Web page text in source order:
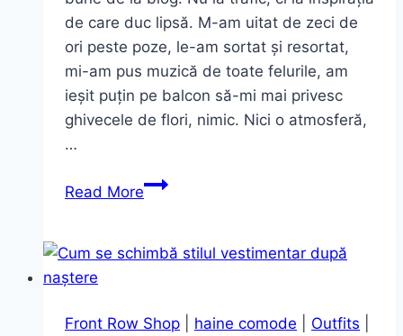
de care duc lipsă. M-am uitat de zeci de
ori peste poze, le-am sortat și resortat,
mi-am pus muzică de toate felurile, am
ieșit puțin pe balcon să-mi mai privesc
ghivecele de flori, nimic. Nici o atmosferă,
…
Read MoreColorful
Front Row Shop haine comode Outfits